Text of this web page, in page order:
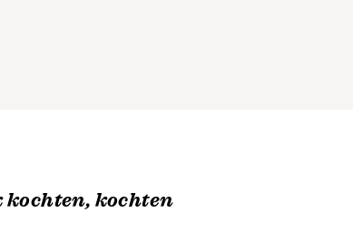
kochten, kochten